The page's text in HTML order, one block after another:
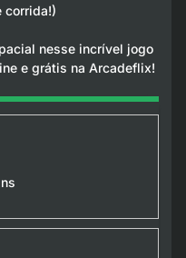
corrida!)
nesse incrível jogo
e grátis na Arcadeflix!